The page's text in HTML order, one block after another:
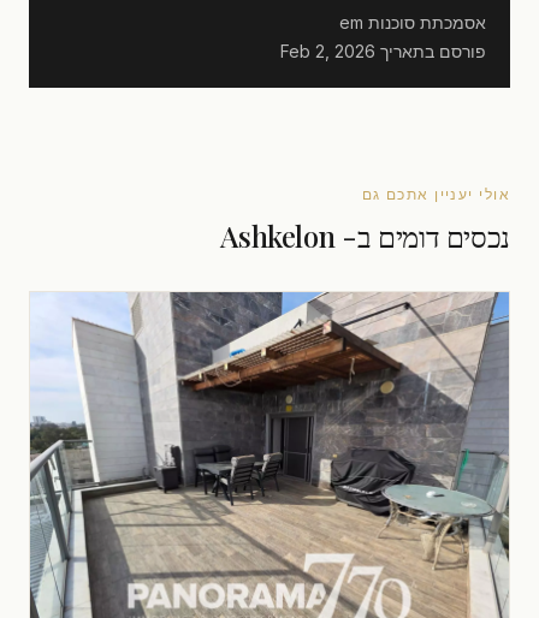
אסמכתת סוכנות
פורסם בתאריך
אולי יעניין אתכם גם
נכסים דומים ב- Ashkelon